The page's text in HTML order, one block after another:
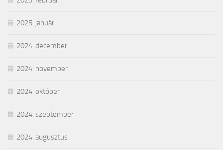
2025. január
2024. december
2024. november
2024. október
2024. szeptember
2024. augusztus